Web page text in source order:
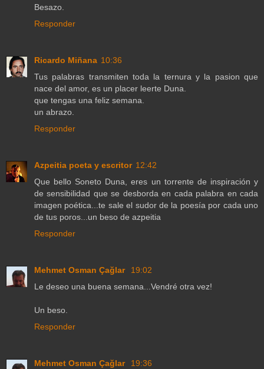
Besazo.
Responder
Ricardo Miñana 10:36
Tus palabras transmiten toda la ternura y la pasion que
nace del amor, es un placer leerte Duna.
que tengas una feliz semana.
un abrazo.
Responder
Azpeitia poeta y escritor 12:42
Que bello Soneto Duna, eres un torrente de inspiración y
de sensibilidad que se desborda en cada palabra en cada
imagen poética...te sale el sudor de la poesía por cada uno
de tus poros...un beso de azpeitia
Responder
Mehmet Osman Çağlar
19:02
Le deseo una buena semana...Vendré otra vez!
Un beso.
Responder
Mehmet Osman Çağlar
19:36